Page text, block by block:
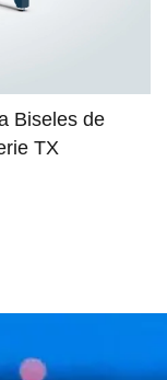
Biseles de
TX